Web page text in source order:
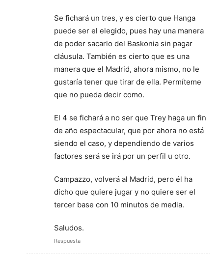
Se fichará un tres, y es cierto que Hanga
puede ser el elegido, pues hay una manera
de poder sacarlo del Baskonia sin pagar
cláusula. También es cierto que es una
manera que el Madrid, ahora mismo, no le
gustaría tener que tirar de ella. Permíteme
que no pueda decir como.
El 4 se fichará a no ser que Trey haga un fin
de año espectacular, que por ahora no está
siendo el caso, y dependiendo de varios
factores será se irá por un perfil u otro.
Campazzo, volverá al Madrid, pero él ha
dicho que quiere jugar y no quiere ser el
tercer base con 10 minutos de media.
Saludos.
Respuesta